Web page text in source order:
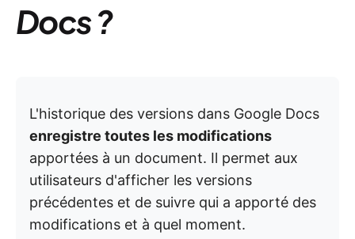
Docs ?
L'historique des versions dans Google Docs
enregistre toutes les modifications
apportées à un document. Il permet aux
utilisateurs d'afficher les versions
précédentes et de suivre qui a apporté des
modifications et à quel moment.